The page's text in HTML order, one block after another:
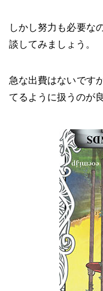
しかし努力も必要な
談してみましょう。
急な出費はないです
てるように扱うのが